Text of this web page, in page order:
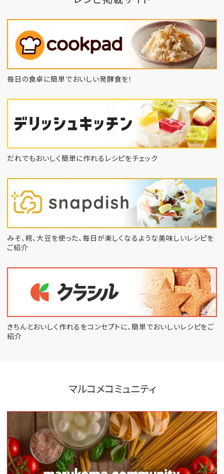
毎日の食卓に簡単でおいしい発酵食を！
だれでもおいしく簡単に作れるレシピをチェック
みそ、糀、大豆を使った、毎日が楽しくなるような美味しいレシピを
ご紹介
きちんとおいしく作れるをコンセプトに、 簡単でおいしいレシピをご
紹介
マルコメコミュニティ